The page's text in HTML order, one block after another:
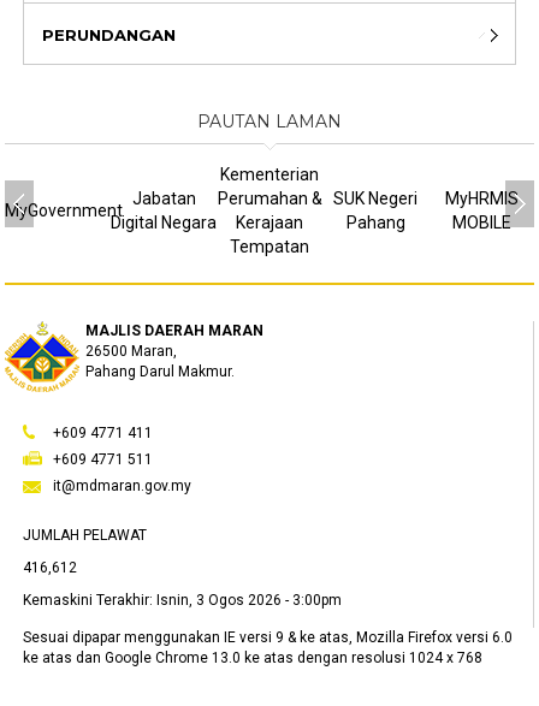
PERUNDANGAN
PAUTAN LAMAN
MyGovernment
Jabatan
Digital Negara
Kementerian
Perumahan &
Kerajaan
Tempatan
SUK Negeri
Pahang
MyHRMIS
MOBILE
MAJLIS DAERAH MARAN
26500 Maran,
Pahang Darul Makmur.
+609 4771 411
+609 4771 511
it@mdmaran.gov.my
JUMLAH PELAWAT
416,612
Kemaskini Terakhir: Isnin, 3 Ogos 2026 - 3:00pm
Sesuai dipapar menggunakan IE versi 9 & ke atas, Mozilla Firefox versi 6.0
ke atas dan Google Chrome 13.0 ke atas dengan resolusi 1024 x 768